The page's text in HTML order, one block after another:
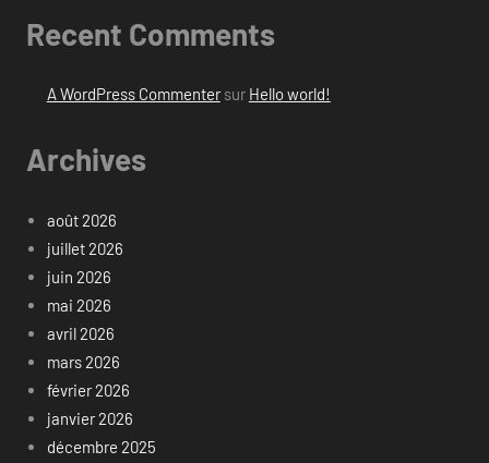
Recent Comments
A WordPress Commentersur Hello world!
Archives
août 2026
juillet 2026
juin 2026
mai 2026
avril 2026
mars 2026
février 2026
janvier 2026
décembre 2025